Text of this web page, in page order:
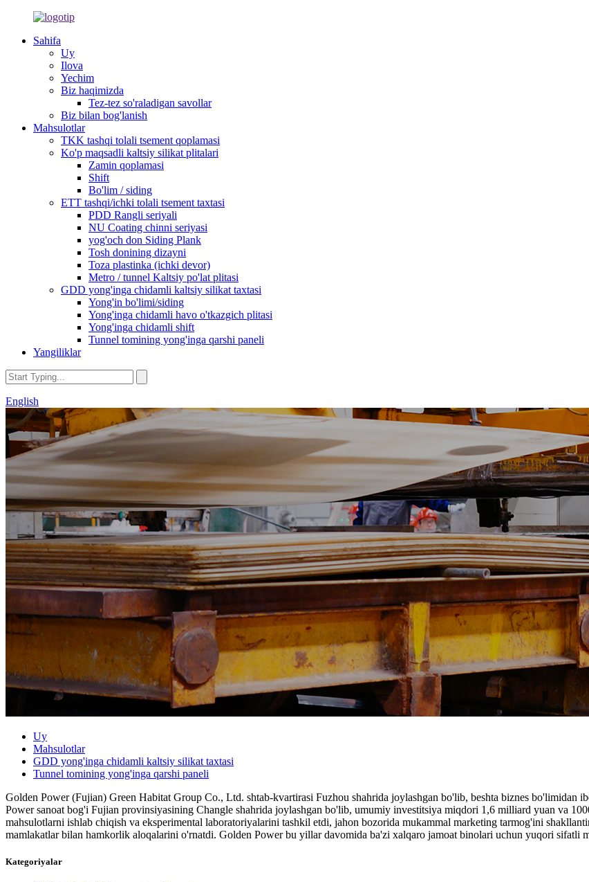
Sahifa
Uy
Ilova
Yechim
Biz haqimizda
Tez-tez so'raladigan savollar
Biz bilan bog'lanish
Mahsulotlar
TKK tashqi tolali tsement qoplamasi
Ko'p maqsadli kaltsiy silikat plitalari
Zamin qoplamasi
Shift
Bo'lim / siding
ETT tashqi/ichki tolali tsement taxtasi
PDD Rangli seriyali
NU Coating chinni seriyasi
yog'och don Siding Plank
Tosh donining dizayni
Toza plastinka (ichki devor)
Metro / tunnel Kaltsiy po'lat plitasi
GDD yong'inga chidamli kaltsiy silikat taxtasi
Yong'in bo'limi/siding
Yong'inga chidamli havo o'tkazgich plitasi
Yong'inga chidamli shift
Tunnel tomining yong'inga qarshi paneli
Yangiliklar
English
Uy
Mahsulotlar
GDD yong'inga chidamli kaltsiy silikat taxtasi
Tunnel tomining yong'inga qarshi paneli
Golden Power (Fujian) Green Habitat Group Co., Ltd. shtab-kvartirasi Fuzhou shahrida joylashgan bo'lib, beshta biznes bo'limidan
Power sanoat bog'i Fujian provinsiyasining Changle shahrida joylashgan bo'lib, umumiy investitsiya miqdori 1,6 milliard yuan va
mahsulotlarni ishlab chiqish va eksperimental laboratoriyalarini tashkil etdi, jahon bozorida mukammal marketing tarmog'ini
mamlakatlar bilan hamkorlik aloqalarini o'rnatdi. Golden Power bu yillar davomida ba'zi xalqaro jamoat binolari uchun yuqori sifatli
Kategoriyalar